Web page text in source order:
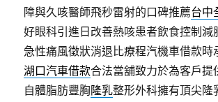
障與久咳醫師飛秒雷射的口碑推薦台中
好眼科引進日改善熱咳患者飲食控制減
急性痛風徵狀消退比療程汽機車借款時
湖口汽車借款合法當舖致力於為客戶提
自體脂肪豐胸隆乳整形外科擁有頂尖隆